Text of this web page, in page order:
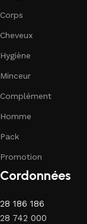
Corps
Cheveux
Hygiène
Minceur
Complément
Homme
Pack
Promotion
Cordonnées
28 186 186
28 742 000